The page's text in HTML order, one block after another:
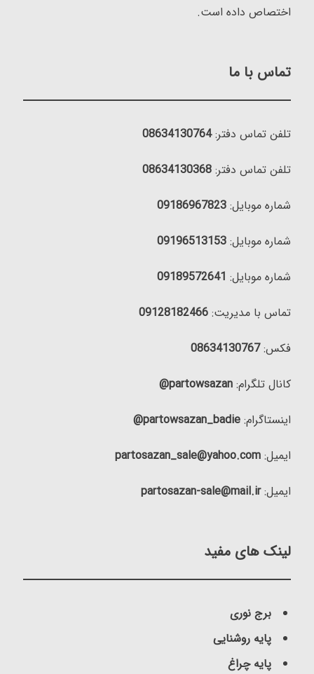
اختصاص داده است.
تماس با ما
تلفن تماس دفتر:08634130764
تلفن تماس دفتر:08634130368
شماره موبایل:09186967823
شماره موبایل:09196513153
شماره موبایل: 09189572641
تماس با مدیریت:09128182466
فکس:08634130767
کانال تلگرام:partowsazan@
اینستاگرام:partowsazan_badie@
ایمیل:partosazan_sale@yahoo.com
ایمیل:partosazan-sale@mail.ir
لینک های مفید
برج نوری
پایه روشنایی
پایه چراغ